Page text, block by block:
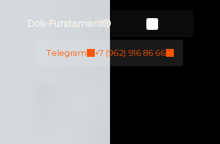
Dok-Fundament®
Telegram +7 (962) 916 86 66